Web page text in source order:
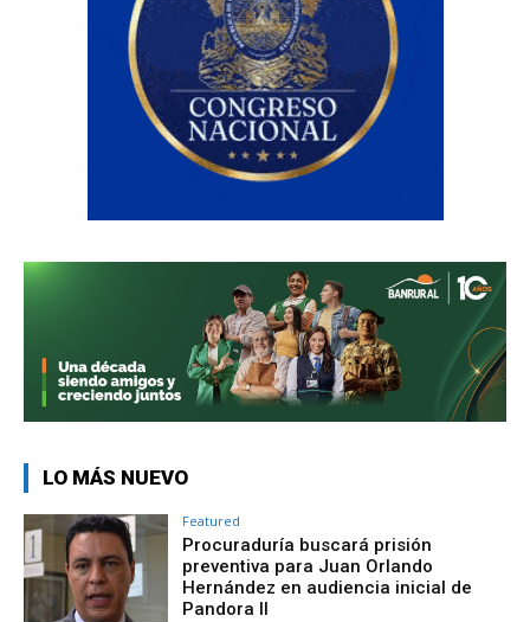
LO MÁS NUEVO
Featured
Procuraduría buscará prisión
preventiva para Juan Orlando
Hernández en audiencia inicial de
Pandora II